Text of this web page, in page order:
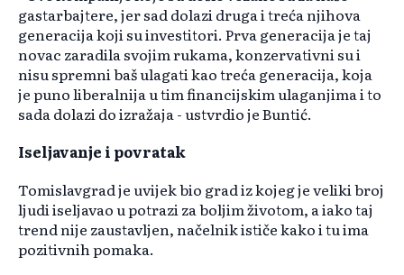
gastarbajtere, jer sad dolazi druga i treća njihova
generacija koji su investitori. Prva generacija je taj
novac zaradila svojim rukama, konzervativni su i
nisu spremni baš ulagati kao treća generacija, koja
je puno liberalnija u tim financijskim ulaganjima i to
sada dolazi do izražaja - ustvrdio je Buntić.
Iseljavanje i povratak
Tomislavgrad je uvijek bio grad iz kojeg je veliki broj
ljudi iseljavao u potrazi za boljim životom, a iako taj
trend nije zaustavljen, načelnik ističe kako i tu ima
pozitivnih pomaka.